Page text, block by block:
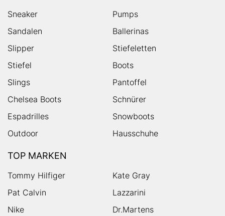
Sneaker
Pumps
Sandalen
Ballerinas
Slipper
Stiefeletten
Stiefel
Boots
Slings
Pantoffel
Chelsea Boots
Schnürer
Espadrilles
Snowboots
Outdoor
Hausschuhe
TOP MARKEN
Tommy Hilfiger
Kate Gray
Pat Calvin
Lazzarini
Nike
Dr.Martens